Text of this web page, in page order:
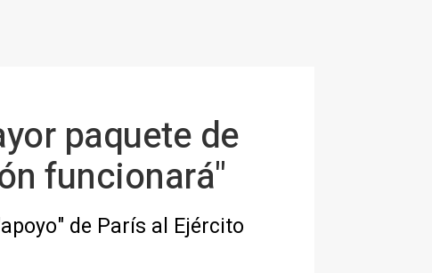
paquete de
funcionará"
de París al Ejército